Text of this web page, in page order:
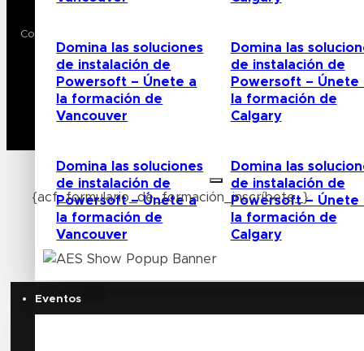
Domina las soluciones
de instalación de
Powersoft – Únete a
la formación de
Vancouver
Domina las
de instalación de
Powersoft – Únete
la formación de
Calgary
Domina las soluciones
de instalación de
Powersoft – Únete a
la formación de
Vancouver
Domina las
de instalación de
Powersoft – Únete
la formación de
Calgary
Eventos
Copyright © 2024 AVL Media Group. Todos los derechos
Política de privacidad
Condiciones de uso
{acf_formulario_de_formación_inscríbete_}